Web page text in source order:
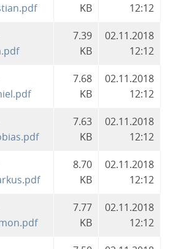
KB
12:12
7.39
KB
02.11.2018
12:12
7.68
KB
02.11.2018
12:12
7.63
KB
02.11.2018
12:12
8.70
KB
02.11.2018
12:12
7.77
KB
02.11.2018
12:12